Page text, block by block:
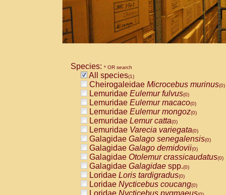
Species: * OR search
All species(1)
Cheirogaleidae Microcebus murinus(0)
Lemuridae Eulemur fulvus(0)
Lemuridae Eulemur macaco(0)
Lemuridae Eulemur mongoz(0)
Lemuridae Lemur catta(0)
Lemuridae Varecia variegata(0)
Galagidae Galago senegalensis(0)
Galagidae Galago demidovii(0)
Galagidae Otolemur crassicaudatus(0)
Galagidae Galagidae spp.(0)
Loridae Loris tardigradus(0)
Loridae Nycticebus coucang(0)
Loridae Nycticebus pygmaeus